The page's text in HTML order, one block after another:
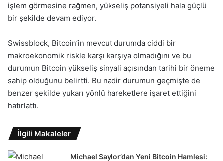
işlem görmesine rağmen, yükseliş potansiyeli hala güçlü
bir şekilde devam ediyor.
Swissblock, Bitcoin’in mevcut durumda ciddi bir
makroekonomik riskle karşı karşıya olmadığını ve bu
durumun Bitcoin yükseliş sinyali açısından tarihi bir öneme
sahip olduğunu belirtti. Bu nadir durumun geçmişte de
benzer şekilde yukarı yönlü hareketlere işaret ettiğini
hatırlattı.
İlgili Makaleler
Michael Saylor’dan Yeni Bitcoin Hamlesi: